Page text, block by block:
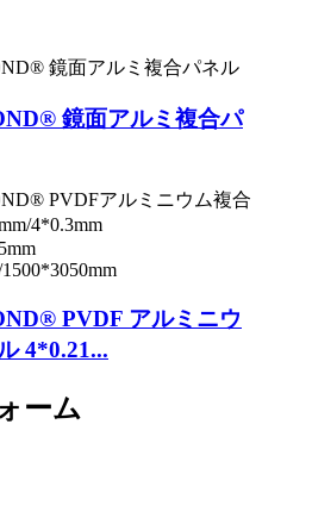
鏡面アルミ複合パ
PVDF アルミニウ
4*0.21...
ーム